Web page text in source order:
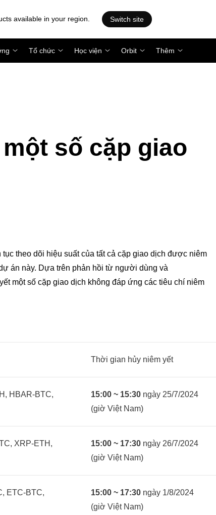
available in your region. Switch site
Tổ chức Học viện Orbit Thêm
số cặp giao
theo dõi hiệu suất của tất cả cặp giao dịch được niêm
án này. Dựa trên phản hồi từ người dùng và
một số cặp giao dịch không đáp ứng các tiêu chí niêm
Thời gian hủy niêm yết
HBAR-BTC,
15:00 ~ 15:30 ngày 25/7/2024
(giờ Việt Nam)
XRP-ETH,
15:00 ~ 17:30 ngày 26/7/2024
(giờ Việt Nam)
ETC-BTC,
15:00 ~ 17:30 ngày 1/8/2024
(giờ Việt Nam)